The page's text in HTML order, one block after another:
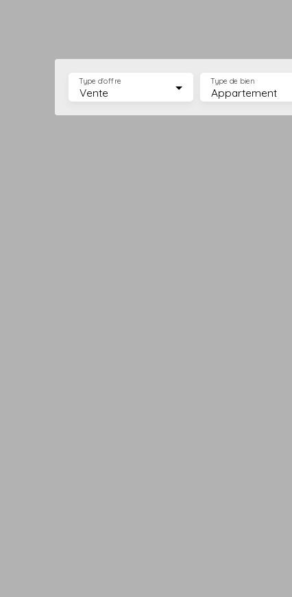
Vente
Type d'offre
Appartement
Type de bien